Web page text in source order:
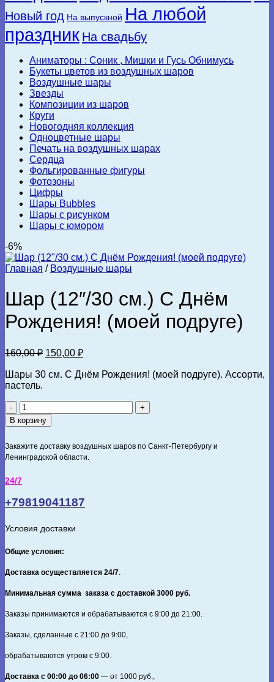
Новый год На выпускной На любой
праздник На свадьбу
Аниматоры : Соник , Мишки и Гусь Обнимусь
Букеты цветов из воздушных шаров
Воздушные шары
Звезды
Композиции из шаров
Круги
Новогодняя коллекция
Одноцветные шары
Печать на воздушных шарах
Сердца
Фольгированные фигуры
Фотозоны
Цифры
Шары Bubbles
Шары с рисунком
Шары с юмором
-6%
Главная / Воздушные шары
Шар (12″/30 см.) С Днём
Рождения! (моей подруге)
160,00₽ Первоначальная
составляла
150,00 ₽Текущая
150,00 ₽.
Шары 30 см. С Днём Рождения! (моей подруге). Ассорти,
пастель.
Количество
товара
Шар
см.)
С
Рождения!
подруге)
В корзину
Закажите доставку воздушных шаров по Санкт-Петербургу и
Ленинградской области.
24/7
+79819041187
Условия доставки
Общие условия:
Доставка осуществляется 24/7.
Минимальная сумма заказа с доставкой 3000 руб.
Заказы принимаются и обрабатываются с 9:00 до 21:00.
Заказы, сделанные с 21:00 до 9:00,
обрабатываются утром с 9:00.
Доставка с 00:00 до 06:00 — от 1000 руб.,